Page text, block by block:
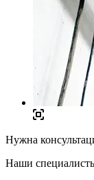
Нужна
Наши